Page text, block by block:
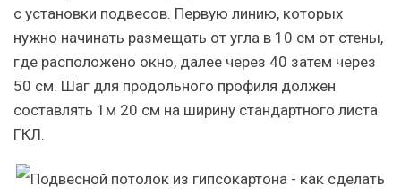
с установки подвесов. Первую линию, которых
нужно начинать размещать от угла в 10 см от стены,
где расположено окно, далее через 40 затем через
50 см. Шаг для продольного профиля должен
составлять 1м 20 см на ширину стандартного листа
ГКЛ.